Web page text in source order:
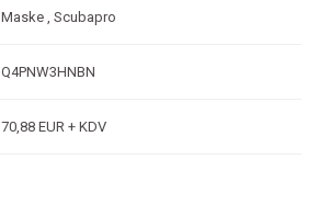
Maske ,Scubapro
Q4PNW3HNBN
70,88 EUR + KDV